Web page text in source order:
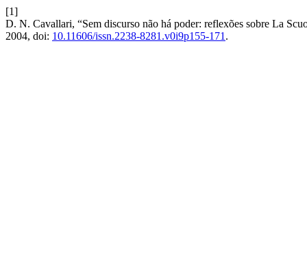
[1]
D. N. Cavallari, “Sem discurso não há poder: reflexões sobre La
2004, doi: 10.11606/issn.2238-8281.v0i9p155-171 .